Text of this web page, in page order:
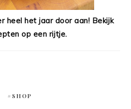
heel het jaar door aan! Bekijk
op een rijtje.
#SHOP